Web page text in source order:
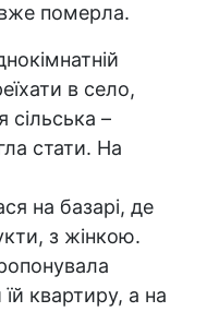
померла.
в село,
–
стати. На
на базарі, де
з жінкою.
їй квартиру, а на